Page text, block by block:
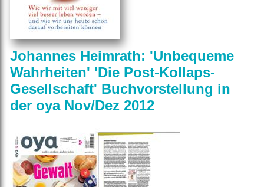
Johannes Heimrath: 'Unbequeme
Wahrheiten' 'Die Post-Kollaps-
Gesellschaft' Buchvorstellung in
der oya Nov/Dez 2012